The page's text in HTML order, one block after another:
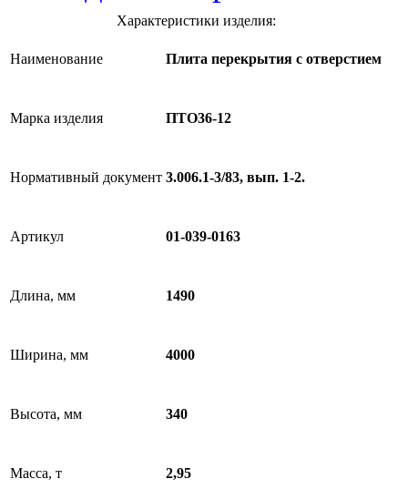
Характеристики изделия:
Наименование Плита перекрытия с отверстием
Марка изделия ПТО36-12
Нормативный документ 3.006.1-3/83, вып. 1-2.
Артикул 01-039-0163
Длина, мм 1490
Ширина, мм 4000
Высота, мм 340
Масса, т 2,95